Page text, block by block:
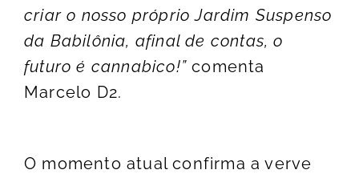
criar o nosso próprio Jardim Suspenso
da Babilônia, afinal de contas, o
futuro é cannabico!” comenta
Marcelo D2.
O momento atual confirma a verve